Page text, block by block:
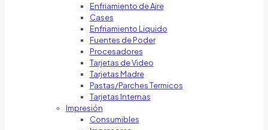
Enfriamiento de Aire
Cases
Enfriamiento Liquido
Fuentes de Poder
Procesadores
Tarjetas de Video
Tarjetas Madre
Pastas/Parches Termicos
Tarjetas Internas
Impresión
Consumibles